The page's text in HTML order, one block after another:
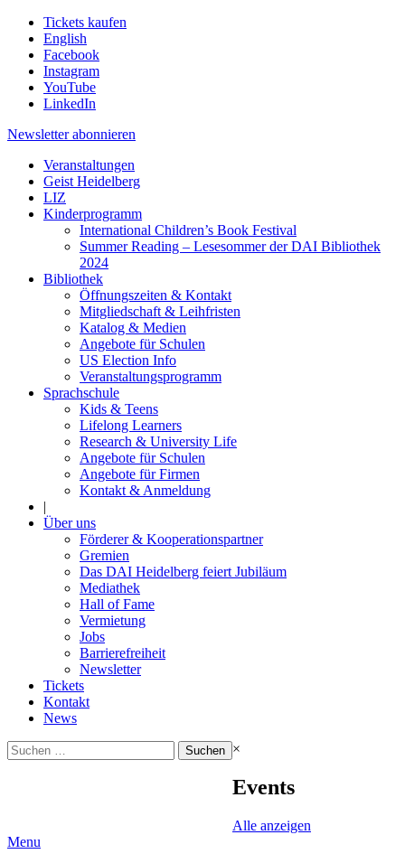
Tickets kaufen
English
Facebook
Instagram
YouTube
LinkedIn
Newsletter abonnieren
Veranstaltungen
Geist Heidelberg
LIZ
Kinderprogramm
International Children’s Book Festival
Summer Reading – Lesesommer der DAI Bibliothek
2024
Bibliothek
Öffnungszeiten & Kontakt
Mitgliedschaft & Leihfristen
Katalog & Medien
Angebote für Schulen
US Election Info
Veranstaltungsprogramm
Sprachschule
Kids & Teens
Lifelong Learners
Research & University Life
Angebote für Schulen
Angebote für Firmen
Kontakt & Anmeldung
|
Über uns
Förderer & Kooperationspartner
Gremien
Das DAI Heidelberg feiert Jubiläum
Mediathek
Hall of Fame
Vermietung
Jobs
Barrierefreiheit
Newsletter
Tickets
Kontakt
News
Suchen
nach:
×
Events
Alle anzeigen
Menu